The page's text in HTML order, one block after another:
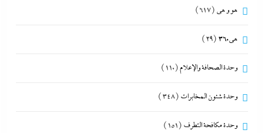
هو و هي (617)
هى360 (29)
وحدة الصحافة والإعلام(110)
وحدة شئون المخابرات (348)
وحدة مكافحة التطرف (151)